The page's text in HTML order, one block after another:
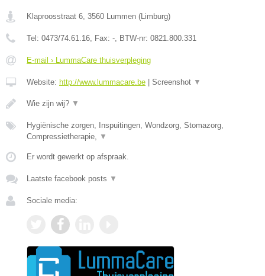
Klaproosstraat 6, 3560 Lummen (Limburg)
Tel: 0473/74.61.16, Fax: -, BTW-nr: 0821.800.331
E-mail › LummaCare thuisverpleging
Website: http://www.lummacare.be Screenshot ▼
Wie zijn wij? ▼
Hygiënische zorgen, Inspuitingen, Wondzorg, Stomazorg,
Compressietherapie, ▼
Er wordt gewerkt op afspraak.
Laatste facebook posts ▼
Sociale media: